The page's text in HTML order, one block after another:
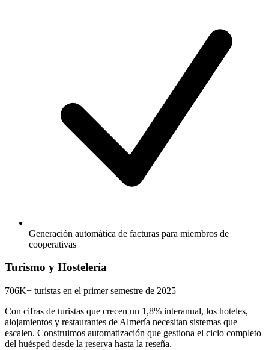
Generación automática de facturas para miembros de
cooperativas
Turismo y Hostelería
706K+ turistas en el primer semestre de 2025
Con cifras de turistas que crecen un 1,8% interanual, los hoteles,
alojamientos y restaurantes de Almería necesitan sistemas que
escalen. Construimos automatización que gestiona el ciclo completo
del huésped desde la reserva hasta la reseña.